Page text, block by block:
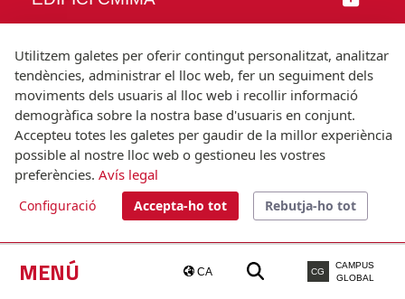
MENÚ CA CG
CAMPUS
GLOBAL
SEGUEIX-NOS
© Universitat Pompeu Fabra
Barcelona
T.(+34) 93 542 20 00
Utilitzem galetes per oferir contingut personalitzat, analitzar
tendències, administrar el lloc web, fer un seguiment dels
moviments dels usuaris al lloc web i recollir informació
demogràfica sobre la nostra base d'usuaris en conjunt.
Accepteu totes les galetes per gaudir de la millor experiència
possible al nostre lloc web o gestioneu les vostres
preferències. Avís legal
Configuració Accepta-ho tot Rebutja-ho tot